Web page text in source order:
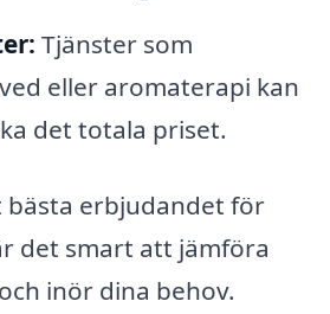
Tjänster som
eller aromaterapi kan
det totala priset.
bästa erbjudandet för
det smart att jämföra
inör dina behov.